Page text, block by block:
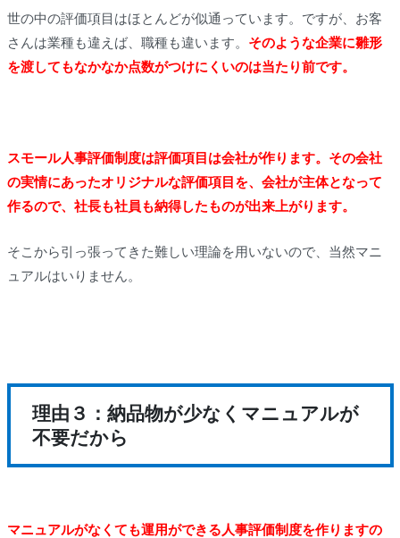
世の中の評価項目はほとんどが似通っています。ですが、お客
さんは業種も違えば、職種も違います。 そのような企業に雛形
を渡してもなかなか点数がつけにくいのは当たり前です。
スモール人事評価制度は評価項目は会社が作ります。その会社
の実情にあったオリジナルな評価項目を、会社が主体となって
作るので、社長も社員も納得したものが出来上がります。
そこから引っ張ってきた難しい理論を用いないので、当然マニ
ュアルはいりません。
理由３：納品物が少なくマニュアルが
不要だから
マニュアルがなくても運用ができる人事評価制度を作りますの